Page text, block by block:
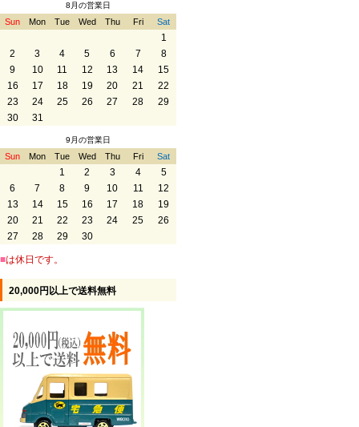
8月の営業日
Sun Mon Tue Wed Thu Fri Sat
1
2
3 4 5 6 7
8
9
10 11 12 13 14
15
16
17 18 19 20 21
22
23
24 25 26 27 28
29
30
31
9月の営業日
Sun Mon Tue Wed Thu Fri Sat
1 2 3 4
5
6
7 8 9 10 11
12
13
14 15 16 17 18
19
20
21 22 23 24 25
26
27
28 29 30
■は休日です。
20,000円以上で送料無料